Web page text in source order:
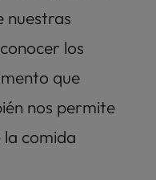
nuestras
los
que
nos permite
comida